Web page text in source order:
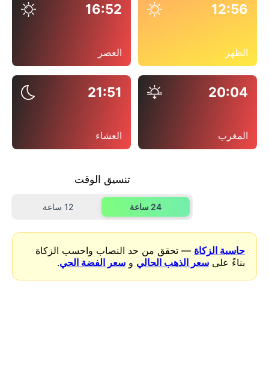
12:56
الظهر
16:52
العصر
20:04
المغرب
21:51
العشاء
تنسيق الوقت
24 ساعة 12 ساعة
حاسبة الزكاة — تحقق من حد النصاب واحسب الزكاة
بناءً علىسعر الذهب الحالي وسعر الفضة الحي.